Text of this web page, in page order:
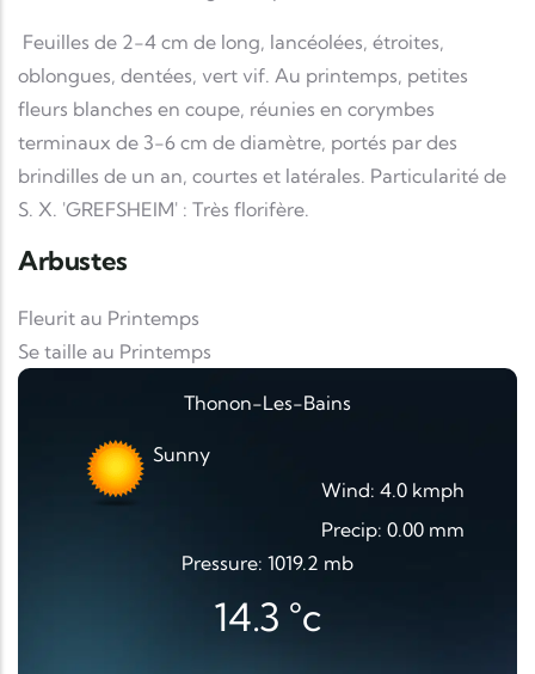
Feuilles de 2-4 cm de long, lancéolées, étroites,
oblongues, dentées, vert vif. Au printemps, petites
fleurs blanches en coupe, réunies en corymbes
terminaux de 3-6 cm de diamètre, portés par des
brindilles de un an, courtes et latérales. Particularité de
S. X. 'GREFSHEIM' : Très florifère.
Arbustes
Fleurit au Printemps
Se taille au Printemps
Thonon-Les-Bains
Sunny
Wind: 4.0 kmph
Precip: 0.00 mm
Pressure: 1019.2 mb
14.3 °c